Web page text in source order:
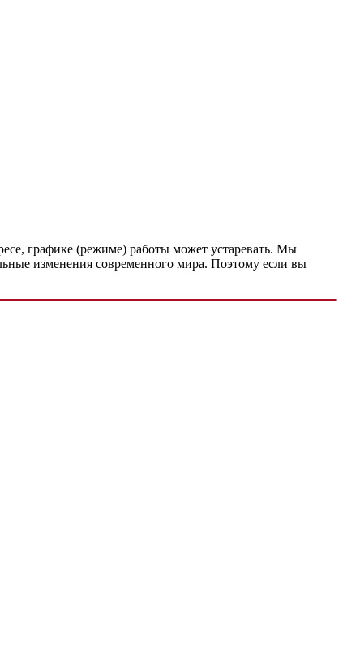
графике (режиме) работы может устаревать. Мы
изменения современного мира. Поэтому если вы